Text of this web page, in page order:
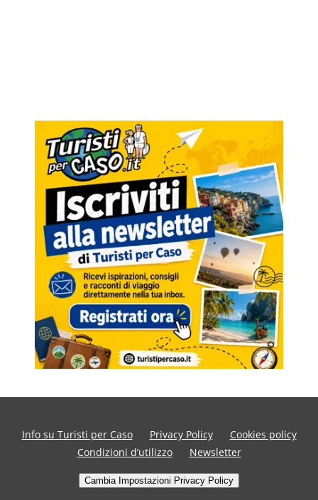
Info su Turisti per Caso Privacy Policy
Cookies policy
Condizioni d’utilizzo
Newsletter
Cambia Impostazioni Privacy Policy